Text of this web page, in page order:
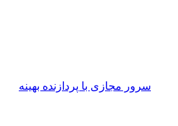
سرور مجازی با پردازنده بهینه